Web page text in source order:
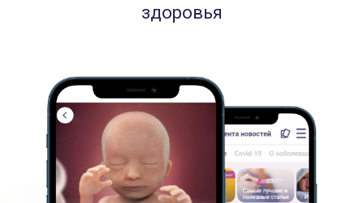
здоровья